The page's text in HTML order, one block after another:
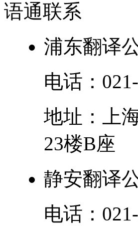
语通联系
浦东翻译
电话：
地址：
上
23楼B座
静安翻译
电话：